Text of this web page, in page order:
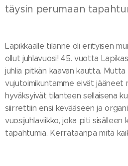
täysin perumaan
Lapikkaalle tilanne oli erityisen
ollut juhlavuosi! 45. vuotta
juhlia pitkän kaavan kautta. Mutta
vujutoimikuntamme eivät jääneet
hyväksyivät tilanteen sellaisena
siirrettiin ensi kevääseen ja
vuosijuhlaviikko, joka piti sisälleen
tapahtumia. Kerrataanpa mitä